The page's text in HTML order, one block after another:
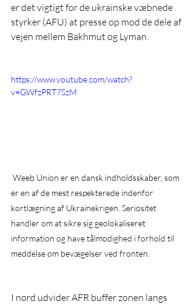
er det vigtigt for de ukrainske væbnede
styrker (AFU) at presse op mod de dele af
vejen mellem Bakhmut og Lyman.
https://www.youtube.com/watch?
v=GWfzPRT7SzM
er en af de mest respekterede indenfor
kortlægning af Ukrainekrigen. Seriøsitet
handler om at sikre sig geolokaliseret
information og have tålmodighed i forhold til
meddelse om bevægelser ved fronten.
I nord udvider AFR buffer zonen langs